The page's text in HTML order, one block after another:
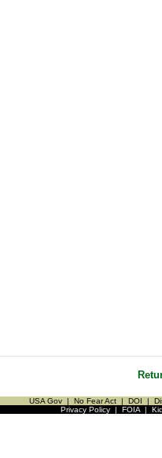
USA Gov | No Fear Act | DOI |
Privacy Policy| FOIA|